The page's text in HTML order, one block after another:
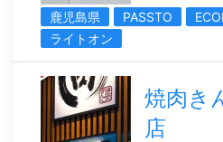
鹿児島県 PASSTO
ライトオン
焼肉き
店